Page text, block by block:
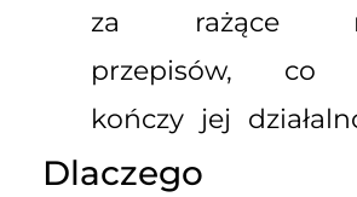
za rażące
przepisów, co
kończy jej
Dlaczego